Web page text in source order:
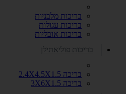
בריכות מלבניות
בריכות עגולות
בריכות אובליות
בריכות פוליאתילן
בריכה 2.4X4.5X1.5
בריכה 3X6X1.5